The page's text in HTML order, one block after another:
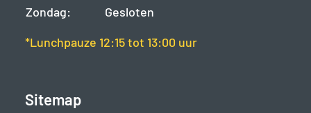
Zondag:
Gesloten
*Lunchpauze 12:15 tot 13:00 uur
Sitemap